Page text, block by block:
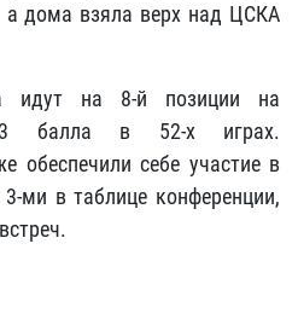
а дома взяла верх над ЦСКА
идут на 8-й позиции на
балла в 52-х играх.
обеспечили себе участие в
ми в таблице конференции,